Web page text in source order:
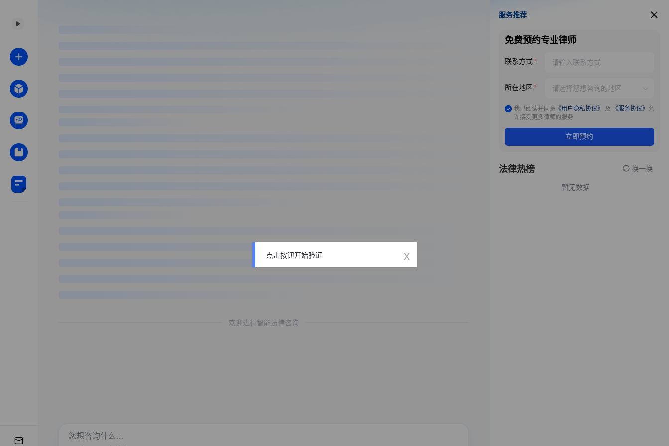
欢迎进行智能法律咨询
服务推荐
服务推荐
免费预约专业律师
联系方式
所在地区
我已阅读并同意 《用户隐私协议》 及 《服务协议》 允
许接受更多律师的服务
立即预约
法律热榜 换一换
暂无数据
点击按钮开始验证 x